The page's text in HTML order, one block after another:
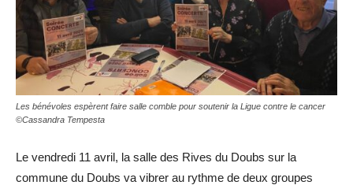
Les bénévoles espèrent faire salle comble pour soutenir la Ligue contre le cancer
©Cassandra Tempesta
Le vendredi 11 avril, la salle des Rives du Doubs sur la
commune du Doubs va vibrer au rythme de deux groupes